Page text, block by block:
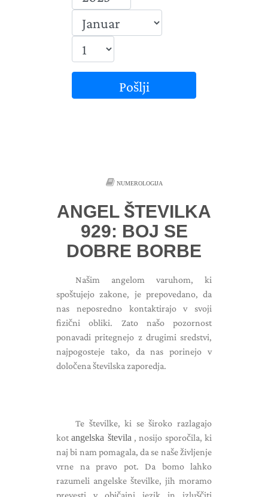
Pošlji
NUMEROLOGIJA
ANGEL ŠTEVILKA
929: BOJ SE
DOBRE BORBE
Našim angelom varuhom, ki
spoštujejo zakone, je prepovedano, da
nas neposredno kontaktirajo v svoji
fizični obliki. Zato našo pozornost
ponavadi pritegnejo z drugimi sredstvi,
najpogosteje tako, da nas porinejo v
določena številska zaporedja.
Te številke, ki se široko razlagajo
kotangelska števila , nosijo sporočila, ki
naj bi nam pomagala, da se naše življenje
vrne na pravo pot. Da bomo lahko
razumeli angelske številke, jih moramo
prevesti v običajni jezik in izluščiti